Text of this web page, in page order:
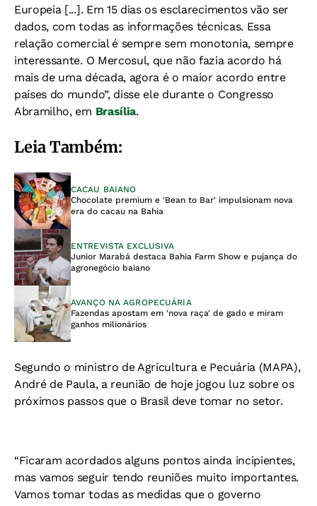
Europeia [...]. Em 15 dias os esclarecimentos vão ser
dados, com todas as informações técnicas. Essa
relação comercial é sempre sem monotonia, sempre
interessante. O Mercosul, que não fazia acordo há
mais de uma década, agora é o maior acordo entre
países do mundo”, disse ele durante o Congresso
Abramilho, em Brasília.
Leia Também:
CACAU BAIANO
Chocolate premium e 'Bean to Bar' impulsionam nova
era do cacau na Bahia
ENTREVISTA EXCLUSIVA
Junior Marabá destaca Bahia Farm Show e pujança do
agronegócio baiano
AVANÇO NA AGROPECUÁRIA
Fazendas apostam em 'nova raça' de gado e miram
ganhos milionários
Segundo o ministro de Agricultura e Pecuária (MAPA),
André de Paula, a reunião de hoje jogou luz sobre os
próximos passos que o Brasil deve tomar no setor.
“Ficaram acordados alguns pontos ainda incipientes,
mas vamos seguir tendo reuniões muito importantes.
Vamos tomar todas as medidas que o governo